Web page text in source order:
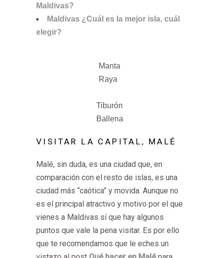
Maldivas?
Maldivas ¿Cuál es la mejor isla, cuál
elegir?
Manta
Raya
Tiburón
Ballena
VISITAR LA CAPITAL, MALÉ
Malé, sin duda, es una ciudad que, en
comparación con el resto de islas, es una
ciudad más “caótica” y movida. Aunque no
es el principal atractivo y motivo por el que
vienes a Maldivas sí que hay algunos
puntos que vale la pena visitar. Es por ello
que te recomendamos que le eches un